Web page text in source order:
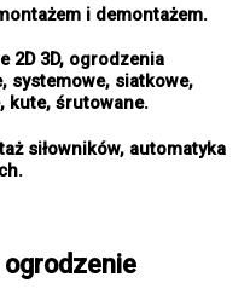
i demontażem.
2D 3D, ogrodzenia
systemowe, siatkowe,
kute, śrutowane.
siłowników, automatyka